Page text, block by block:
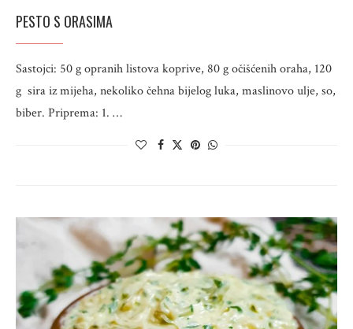
PESTO S ORASIMA
Sastojci: 50 g opranih listova koprive, 80 g očišćenih oraha, 120
g sira iz mijeha, nekoliko čehna bijelog luka, maslinovo ulje, so,
biber. Priprema: 1. …